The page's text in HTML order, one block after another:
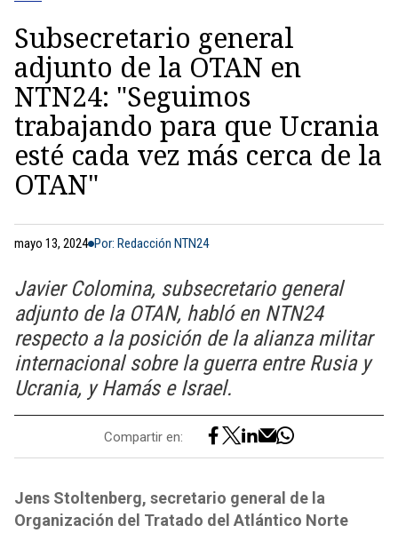
Subsecretario general
adjunto de la OTAN en
NTN24: "Seguimos
trabajando para que Ucrania
esté cada vez más cerca de la
OTAN"
mayo 13, 2024 Por: Redacción NTN24
Javier Colomina, subsecretario general
adjunto de la OTAN, habló en NTN24
respecto a la posición de la alianza militar
internacional sobre la guerra entre Rusia y
Ucrania, y Hamás e Israel.
Compartir en:
Jens Stoltenberg, secretario general de la
Organización del Tratado del Atlántico Norte